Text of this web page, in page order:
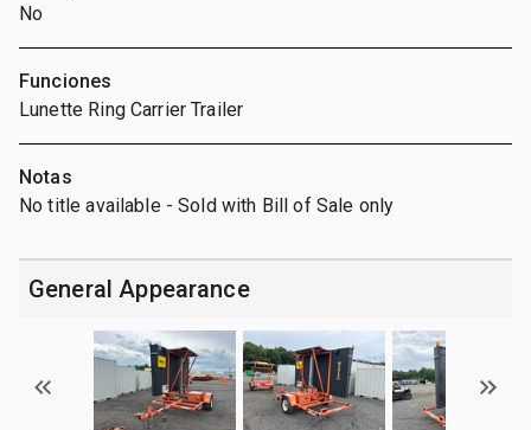
No
Funciones
Lunette Ring Carrier Trailer
Notas
No title available - Sold with Bill of Sale only
General Appearance